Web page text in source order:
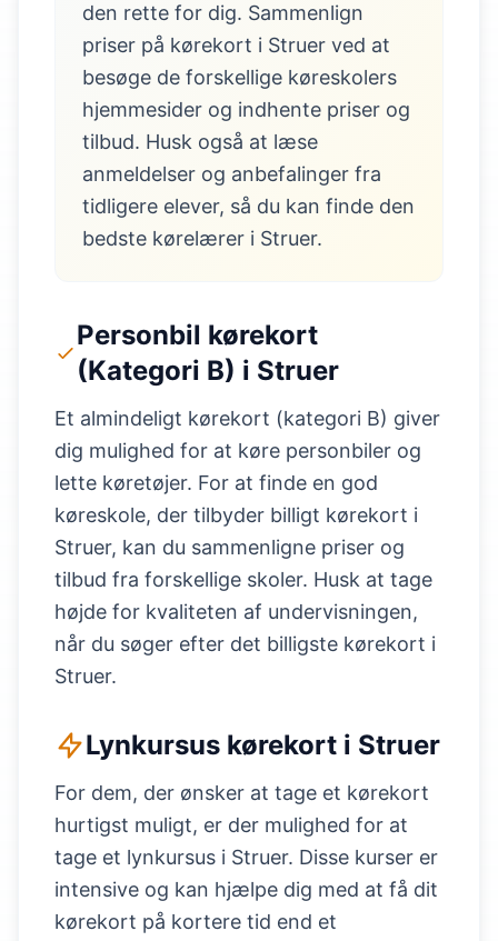
den rette for dig. Sammenlign
priser på kørekort i Struer ved at
besøge de forskellige køreskolers
hjemmesider og indhente priser og
tilbud. Husk også at læse
anmeldelser og anbefalinger fra
tidligere elever, så du kan finde den
bedste kørelærer i Struer.
Personbil kørekort
(Kategori B) i Struer
Et almindeligt kørekort (kategori B) giver
dig mulighed for at køre personbiler og
lette køretøjer. For at finde en god
køreskole, der tilbyder billigt kørekort i
Struer, kan du sammenligne priser og
tilbud fra forskellige skoler. Husk at tage
højde for kvaliteten af undervisningen,
når du søger efter det billigste kørekort i
Struer.
Lynkursus kørekort i Struer
For dem, der ønsker at tage et kørekort
hurtigst muligt, er der mulighed for at
tage et lynkursus i Struer. Disse kurser er
intensive og kan hjælpe dig med at få dit
kørekort på kortere tid end et